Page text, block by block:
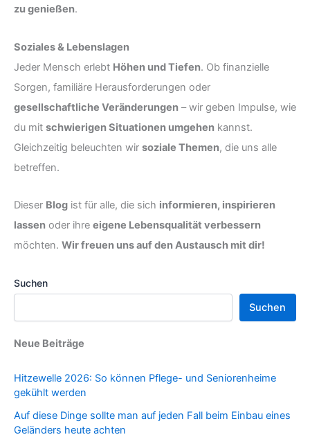
zu genießen.
Soziales & Lebenslagen
Jeder Mensch erlebt Höhen und Tiefen. Ob finanzielle
Sorgen, familiäre Herausforderungen oder
gesellschaftliche Veränderungen – wir geben Impulse, wie
du mit schwierigen Situationen umgehen kannst.
Gleichzeitig beleuchten wir soziale Themen, die uns alle
betreffen.
Dieser Blog ist für alle, die sich informieren, inspirieren
lassen oder ihre eigene Lebensqualität verbessern
möchten. Wir freuen uns auf den Austausch mit dir!
Suchen
Suchen
Neue Beiträge
Hitzewelle 2026: So können Pflege- und Seniorenheime
gekühlt werden
Auf diese Dinge sollte man auf jeden Fall beim Einbau eines
Geländers heute achten